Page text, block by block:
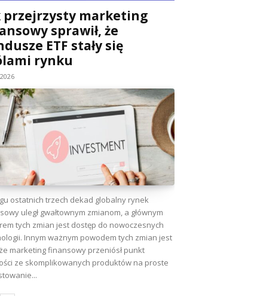
przejrzysty marketing
sprawił, że
ETF stały się
rynku
ostatnich trzech dekad globalny rynek
uległ gwałtownym zmianom, a głównym
tych zmian jest dostęp do nowoczesnych
Innym ważnym powodem tych zmian jest
marketing finansowy przeniósł punkt
ze skomplikowanych produktów na proste